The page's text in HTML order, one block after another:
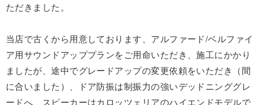
ただきました。
当店で古くから用意しております、アルファード/ベルファイ
ア用サウンドアッププランをご用命いただき、施工にかかり
ましたが、途中でグレードアップの変更依頼をいただき（間
に合いました）、ドア防振は制振力の強いデッドニンググレ
ードへ、スピーカーはカロッツェリアのハイエンドモデルで